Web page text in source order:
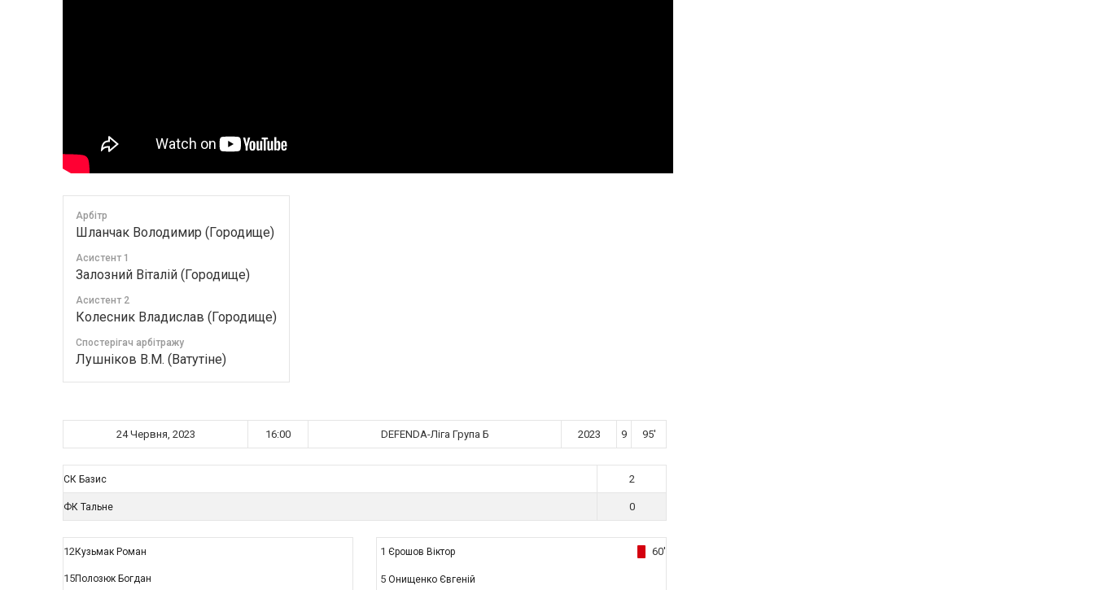
Арбітр
Шланчак Володимир (Городище)
Асистент 1
Залозний Віталій (Городище)
Асистент 2
Колесник Владислав (Городище)
Спостерігач арбітражу
Лушніков В.М. (Ватутіне)
24 Червня, 2023 16:00 DEFENDA-Ліга Група Б 2023 9 95'
СК Базис 2
ФК Тальне 0
12Кузьмак Роман
15Полозюк Богдан
1 Єрошов Віктор 60'
5 Онищенко Євгеній